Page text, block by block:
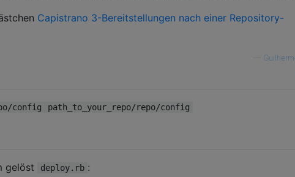
Capistrano 3-Bereitstellungen nach einer Repository-
config path_to_your_repo/repo/config
gelöst deploy.rb :